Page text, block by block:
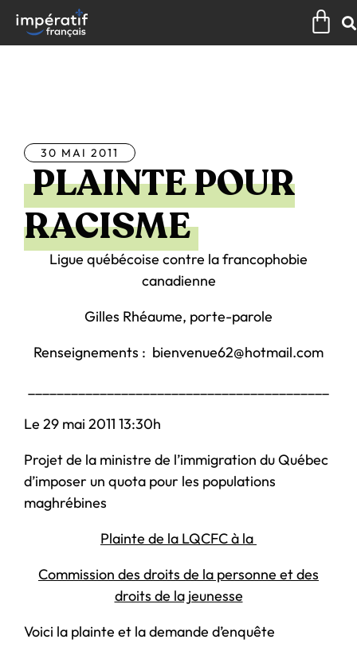
contenu
30 MAI 2011
PLAINTE POUR
RACISME
Ligue québécoise contre la francophobie
canadienne
Gilles Rhéaume, porte-parole
Renseignements : bienvenue62@hotmail.com
Le 29 mai 2011 13:30h
Projet de la ministre de l’immigration du Québec
d’imposer un quota pour les populations
maghrébines
Plainte de la LQCFC à la
Commission des droits de la personne et des
droits de la jeunesse
Voici la plainte et la demande d’enquête